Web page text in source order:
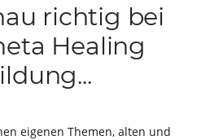
richtig bei
Healing
eigenen Themen, alten und